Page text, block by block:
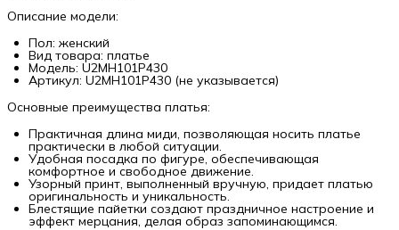
Описание модели:
Пол: женский
Вид товара: платье
Модель: U2MH101P430
Артикул: U2MH101P430 (не указывается)
Основные преимущества платья:
Практичная длина миди, позволяющая носить платье
практически в любой ситуации.
Удобная посадка по фигуре, обеспечивающая
комфортное и свободное движение.
Узорный принт, выполненный вручную, придает платью
оригинальность и уникальность.
Блестящие пайетки создают праздничное настроение и
эффект мерцания, делая образ запоминающимся.